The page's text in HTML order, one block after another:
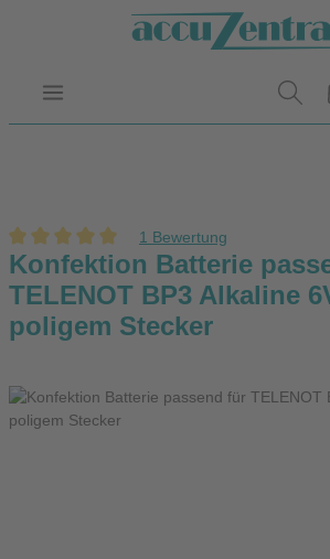
Zum Hauptinhalt springen
Durchschnittliche Bewertung von 5 von 5
1 Bewertung
Konfektion Batterie
TELENOT BP3 Alkaline
poligem Stecker
Bildergalerie überspringen